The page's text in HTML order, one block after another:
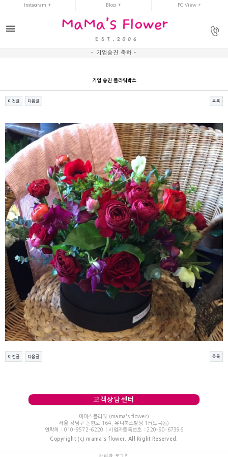
Instagram + Blog + PC View +
- 기업승진 축하 -
기업 승진 플라워박스
이전글 다음글 목록
이전글 다음글 목록
고객상담센터
마마스플라워 (mama's flower)
서울 강남구 논현로 164, 유니북스빌딩 1F(도곡동)
연락처 : 010-9572-6220 | 사업자등록번호 : 220-90-67396
Copyright (c) mama's flower. All Right Reserved.